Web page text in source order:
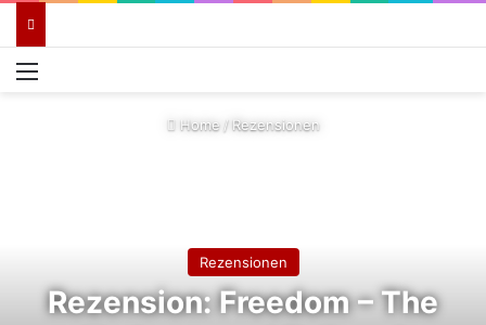
Menü
Home / Rezensionen
Rezensionen
Rezension: Freedom – The